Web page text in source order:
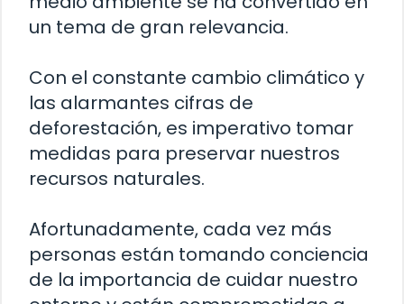
un tema de gran relevancia.
Con el constante cambio climático y
las alarmantes cifras de
deforestación, es imperativo tomar
medidas para preservar nuestros
recursos naturales.
Afortunadamente, cada vez más
personas están tomando conciencia
de la importancia de cuidar nuestro